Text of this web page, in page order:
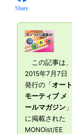
Share
この記事は、
2015年7月7日
発行の「オート
モーティブ メ
ールマガジン 」
に掲載された
MONOist/EE